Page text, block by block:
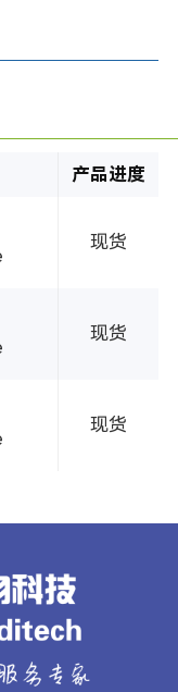
产品进度
现货
现货
现货